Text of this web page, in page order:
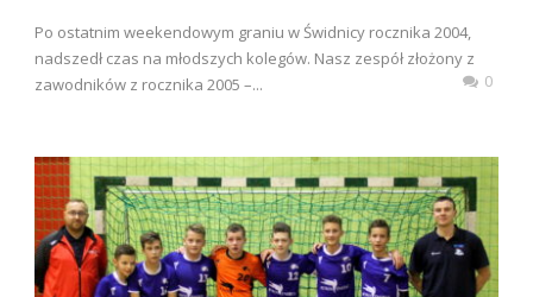
Po ostatnim weekendowym graniu w Świdnicy rocznika 2004,
nadszedł czas na młodszych kolegów. Nasz zespół złożony z
zawodników z rocznika 2005 –...
0